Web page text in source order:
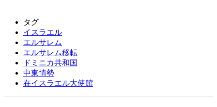
タグ
イスラエル
エルサレム
エルサレム移転
ドミニカ共和国
中東情勢
在イスラエル大使館